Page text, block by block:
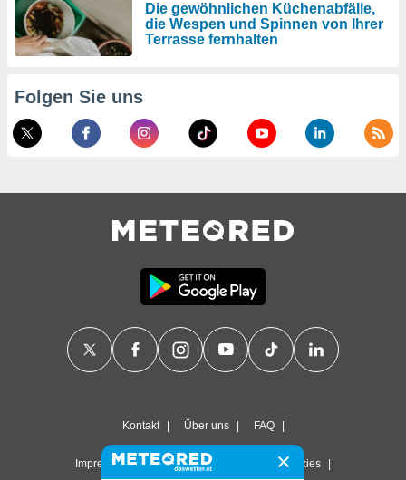
Die gewöhnlichen Küchenabfälle,
die Wespen und Spinnen von Ihrer
Terrasse fernhalten
Folgen Sie uns
Kontakt Über uns FAQ
Impressum & Nutzungsbedingungen Cookies